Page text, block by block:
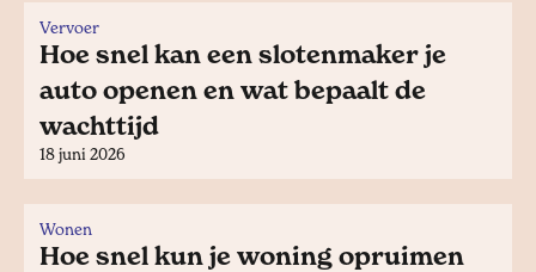
Vervoer
Hoe snel kan een slotenmaker je
auto openen en wat bepaalt de
wachttijd
18 juni 2026
Wonen
Hoe snel kun je woning opruimen